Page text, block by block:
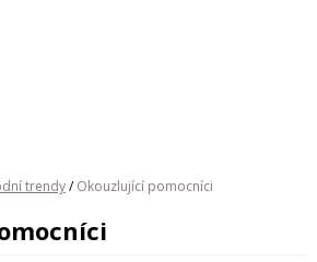
trendy/ Okouzlující pomocníci